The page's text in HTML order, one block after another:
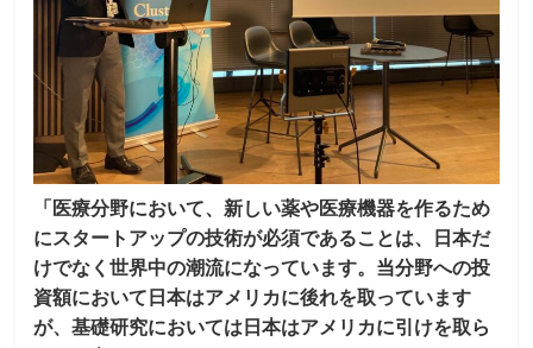
「医療分野において、新しい薬や医療機器を作るため
にスタートアップの技術が必須であることは、日本だ
けでなく世界中の潮流になっています。当分野への投
資額において日本はアメリカに後れを取っています
が、基礎研究においては日本はアメリカに引けを取ら